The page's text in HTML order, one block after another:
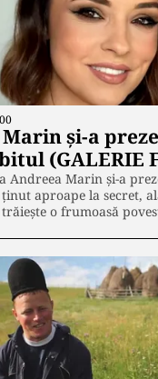
și-a
(GALERIE
Andreea Marin și-a
aproape la secret,
o frumoasă